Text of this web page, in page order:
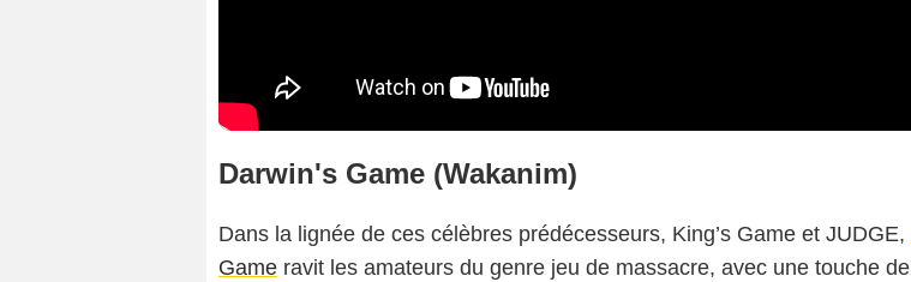
Darwin's Game (Wakanim)
Dans la lignée de ces célèbres prédécesseurs, King’s Game et JUDGE,
Game ravit les amateurs du genre jeu de massacre, avec une touche de